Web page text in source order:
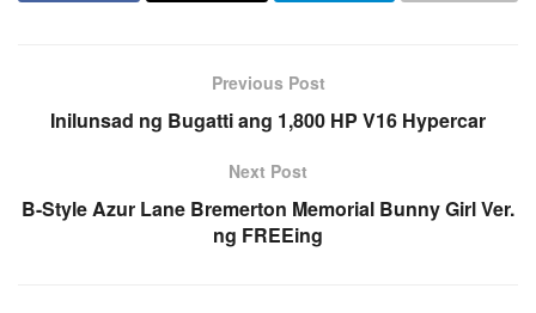
Previous Post
Inilunsad ng Bugatti ang 1,800 HP V16 Hypercar
Next Post
B-Style Azur Lane Bremerton Memorial Bunny Girl Ver.
ng FREEing